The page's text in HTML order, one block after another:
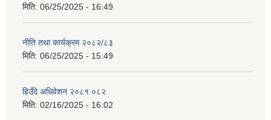
मिति: 06/25/2025 - 16:49
नीति तथा कार्यक्रम २०८२/८३
मिति: 06/25/2025 - 15:49
हिउँदे अधिवेशन २०८१ ०८२
मिति: 02/16/2025 - 16:02